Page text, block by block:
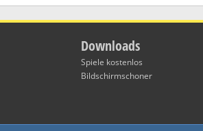
Downloads
Spiele kostenlos
Bildschirmschoner